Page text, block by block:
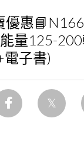
優惠
量125-
子書)